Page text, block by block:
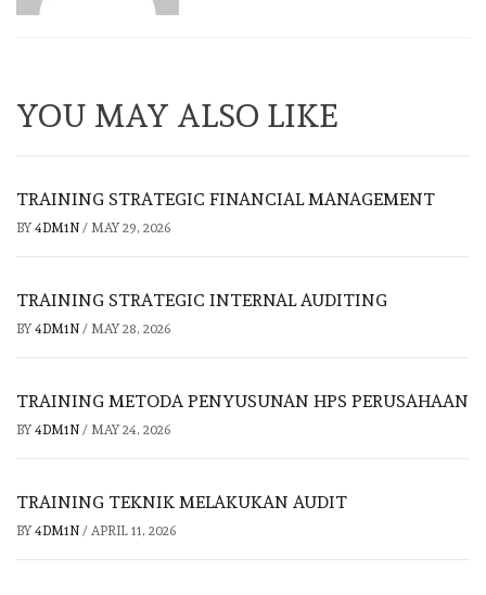
YOU MAY ALSO LIKE
TRAINING STRATEGIC FINANCIAL MANAGEMENT
BY 4DM1N / MAY 29, 2026
TRAINING STRATEGIC INTERNAL AUDITING
BY 4DM1N / MAY 28, 2026
TRAINING METODA PENYUSUNAN HPS PERUSAHAAN
BY 4DM1N / MAY 24, 2026
TRAINING TEKNIK MELAKUKAN AUDIT
BY 4DM1N / APRIL 11, 2026